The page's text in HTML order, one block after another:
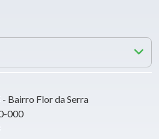
Bairro Flor da Serra
000